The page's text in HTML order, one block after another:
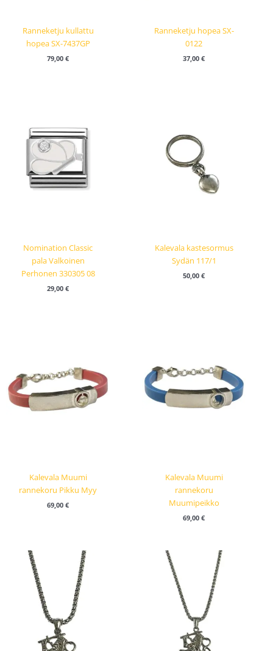
Ranneketju kullattu
hopea SX-7437GP
79,00 €
Ranneketju hopea SX-
0122
37,00 €
Nomination Classic
pala Valkoinen
Perhonen 330305 08
29,00 €
Kalevala kastesormus
Sydän 117/1
50,00 €
Kalevala Muumi
rannekoru Pikku Myy
69,00 €
Kalevala Muumi
rannekoru
Muumipeikko
69,00 €